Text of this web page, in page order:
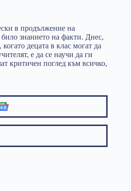
в продължение на
знанието на факти. Днес,
децата в клас могат да
е да се научи да ги
критичен поглед към всичко,